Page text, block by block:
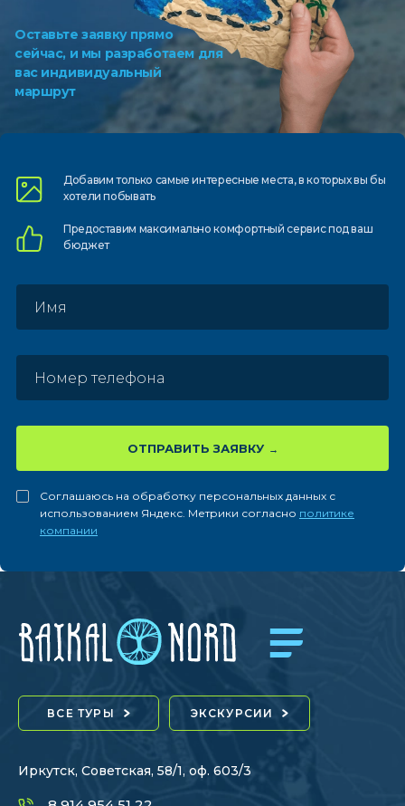
Оставьте заявку прямо
сейчас, и мы разработаем для
вас индивидуальный
маршрут
Добавим только самыеинтересные места, в которыхвы бы
хотели побывать
Предоставим максимально комфортныйсервис под ваш
бюджет
ОТПРАВИТЬ ЗАЯВКУ
Соглашаюсь на обработку персональных данных с
использованием Яндекс. Метрики согласно политике
компании
ВСЕ ТУРЫ ЭКСКУРСИИ
Иркутск, Советская, 58/1, оф. 603/3